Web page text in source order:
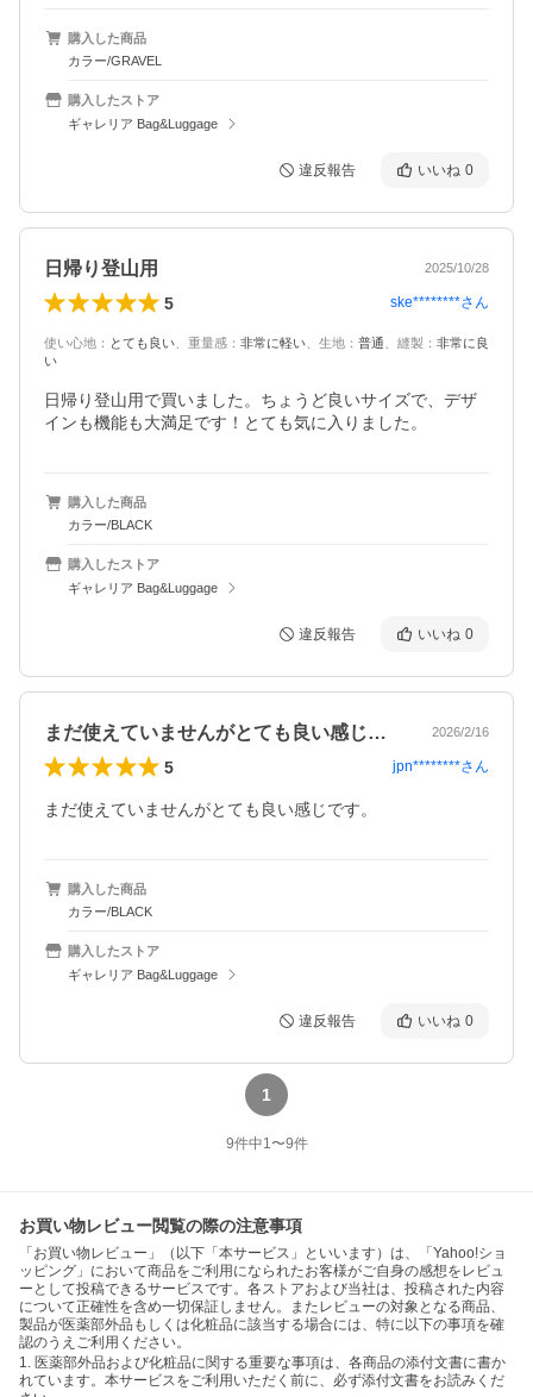
購入した商品
カラー/GRAVEL
購入したストア
ギャレリア Bag&Luggage
違反報告 いいね 0
日帰り登山用 2025/10/28
5 ske********さん
使い心地 ： とても良い 重量感 ： 非常に軽い 生地 ： 普通 縫製 ： 非常に良
い
日帰り登山用で買いました。ちょうど良いサイズで、デザ
インも機能も大満足です！とても気に入りました。
購入した商品
カラー/BLACK
購入したストア
ギャレリア Bag&Luggage
違反報告 いいね 0
まだ使えていませんがとても良い感じです… 2026/2/16
5 jpn********さん
まだ使えていませんがとても良い感じです。
購入した商品
カラー/BLACK
購入したストア
ギャレリア Bag&Luggage
違反報告 いいね 0
1
9件中1〜9件
お買い物レビュー閲覧の際の注意事項
「お買い物レビュー」（以下「本サービス」といいます）は、「Yahoo!ショ
ッピング」において商品をご利用になられたお客様がご自身の感想をレビュ
ーとして投稿できるサービスです。各ストアおよび当社は、投稿された内容
について正確性を含め一切保証しません。またレビューの対象となる商品、
製品が医薬部外品もしくは化粧品に該当する場合には、特に以下の事項を確
認のうえご利用ください。
1. 医薬部外品および化粧品に関する重要な事項は、各商品の添付文書に書か
れています。本サービスをご利用いただく前に、必ず添付文書をお読みくだ